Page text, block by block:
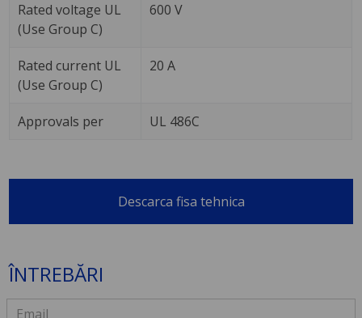
Rated voltage UL
(Use Group C)
600 V
Rated current UL
(Use Group C)
20 A
Approvals per UL 486C
Descarca fisa tehnica
ÎNTREBĂRI